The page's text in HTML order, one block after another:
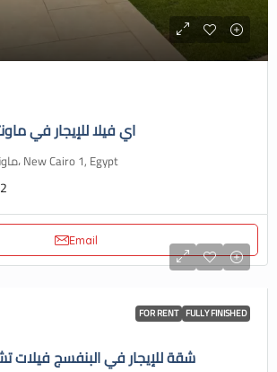
اي فيلا للإيجار في
ماونتن فيو، هايد بارك، New Cairo 1, Egypt
2
Email
FOR RENT FULLY FINISHED
شقة للإيجار في البنفسج فيلات